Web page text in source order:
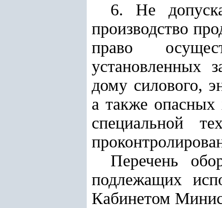
6. Не
производство
право
установленных
дому силового,
а также
специальной
Перечень
подлежащих
Кабинетом